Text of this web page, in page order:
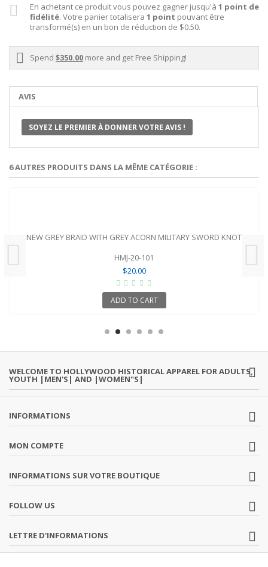
En achetant ce produit vous pouvez gagner jusqu'à 1 point de
fidélité. Votre panier totalisera 1 point pouvant être
transformé(s) en un bon de réduction de $0.50.
Spend $350.00 more and get Free Shipping!
AVIS
SOYEZ LE PREMIER À DONNER VOTRE AVIS !
6 AUTRES PRODUITS DANS LA MÊME CATÉGORIE :
NEW GREY BRAID WITH GREY ACORN MILITARY SWORD KNOT
HMJ-20-101
$20.00
ADD TO CART
WELCOME TO HOLLYWOOD HISTORICAL APPAREL FOR ADULTS,
YOUTH |MEN'S| AND |WOMEN"S|
INFORMATIONS
MON COMPTE
INFORMATIONS SUR VOTRE BOUTIQUE
FOLLOW US
LETTRE D'INFORMATIONS